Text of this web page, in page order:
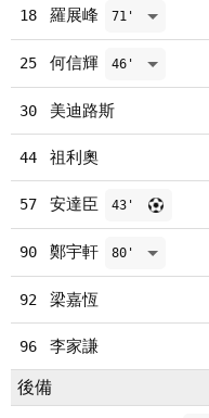
18 羅展峰 71'
25 何信輝 46'
30 美迪路斯
44 祖利奧
57 安達臣 43'
90 鄭宇軒 80'
92 梁嘉恆
96 李家謙
後備